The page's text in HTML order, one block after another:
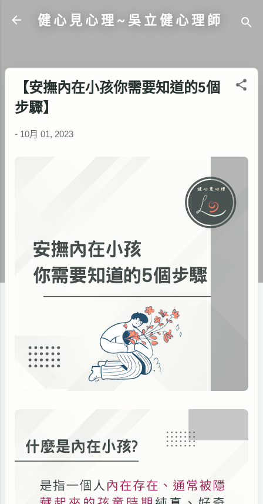
跳到主要內容
健 心 見 心 理 ~ 吳 立 健 心 理 師
【安撫內在小孩你需要知道的5個
步驟】
- 10月 01, 2023